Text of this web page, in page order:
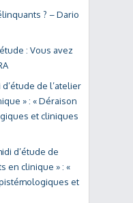
? – Dario
: Vous avez
de l’atelier
» : « Déraison
et cliniques
d’étude de
en clinique » : «
et